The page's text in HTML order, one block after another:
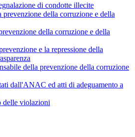
di condotte illecite
prevenzione della corruzione e della
della corruzione e della
e la repressione della
della prevenzione della corruzione
dall'ANAC ed atti di adeguamento a
delle violazioni